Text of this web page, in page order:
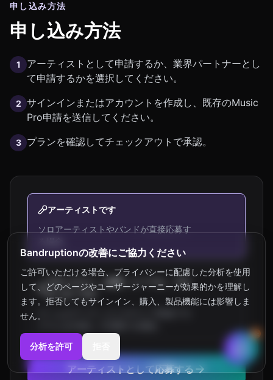
申し込み方法
申し込み方法
1
アーティストとして申請するか、業界パートナーとし
て申請するかを選択してください。
2 サインインまたはアカウントを作成し、既存のMusic
Pro申請を送信してください。
3 プランを確認してチェックアウトで承認。
アーティストです
ソロアーティストやバンドが直接応募す
マネージャー、会場、レーベル、プロ
モーターです
アーティストとして応募する
Bandruptionの改善にご協力ください
ご許可いただける場合、プライバシーに配慮した分析を使用
して、どのページやユーザージャーニーが効果的かを理解し
ます。拒否してもサインイン、購入、製品機能には影響しま
せん。
分析を許可